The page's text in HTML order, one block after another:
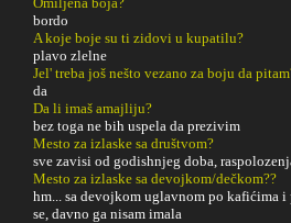
bordo
A koje boje su ti zidovi u kupatilu?
plavo zlelne
Jel' treba još nešto vezano za boju da
da
Da li imaš amajliju?
bez toga ne bih uspela da prezivim
Mesto za izlaske sa društvom?
sve zavisi od godishnjeg doba,
Mesto za izlaske sa devojkom/dečkom??
hm... sa devojkom uglavnom po kafićima i
se, davno ga nisam imala